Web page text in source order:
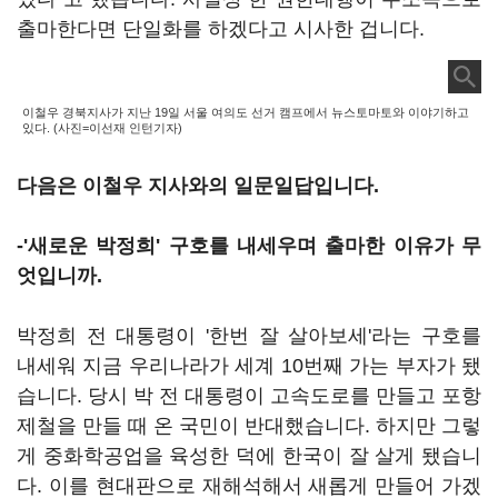
출마한다면 단일화를 하겠다고 시사한 겁니다.
이철우 경북지사가 지난 19일 서울 여의도 선거 캠프에서 뉴스토마토와 이야기하고
있다. (사진=이선재 인턴기자)
다음은 이철우 지사와의 일문일답입니다.
-'새로운 박정희' 구호를 내세우며 출마한 이유가 무
엇입니까.
박정희 전 대통령이 '한번 잘 살아보세'라는 구호를
내세워 지금 우리나라가 세계 10번째 가는 부자가 됐
습니다. 당시 박 전 대통령이 고속도로를 만들고 포항
제철을 만들 때 온 국민이 반대했습니다. 하지만 그렇
게 중화학공업을 육성한 덕에 한국이 잘 살게 됐습니
다. 이를 현대판으로 재해석해서 새롭게 만들어 가겠